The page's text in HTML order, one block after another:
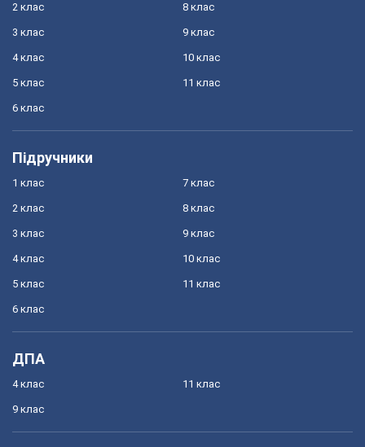
2 клас
3 клас
4 клас
5 клас
6 клас
8 клас
9 клас
10 клас
11 клас
Підручники
1 клас
2 клас
3 клас
4 клас
5 клас
6 клас
7 клас
8 клас
9 клас
10 клас
11 клас
ДПА
4 клас
9 клас
11 клас